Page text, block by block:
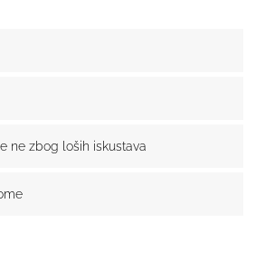
ne zbog loših iskustava
ne zbog loših iskustava